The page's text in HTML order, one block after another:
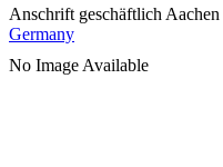
Anschrift geschäftlich Aachen
Germany
No Image Available